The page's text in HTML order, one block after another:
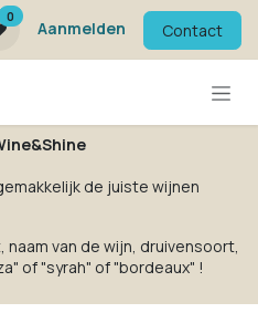
0
Aanmelden Contact
de juiste wijnen
van de wijn, druivensoort,
of "syrah" of "bordeaux" !